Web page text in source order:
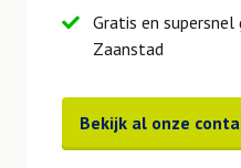
Gratis en
Zaanstad
Bekijk al onze